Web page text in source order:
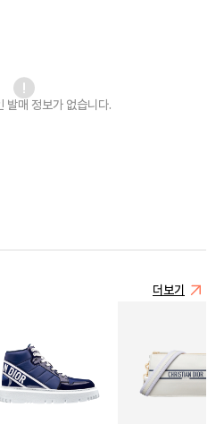
발매 정보가 없습니다.
더보기